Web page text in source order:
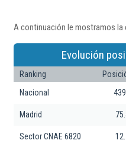
A continuación le mostramos la
Evolución
Ranking
Nacional
Madrid
Sector CNAE 6820